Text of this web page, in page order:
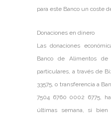
para este Banco un coste
Donaciones en dinero
Las donaciones
Banco de Alimentos
particulares, a través de
33575, o transferencia a
7504 6760 0002 6775,
últimas semana, si